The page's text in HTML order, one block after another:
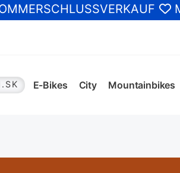
E-Bikes City Mountainbikes